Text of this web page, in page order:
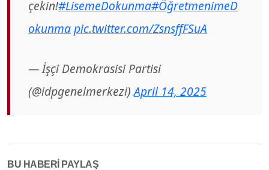
çekin!#LisemeDokunma#ÖğretmenimeD
okunmapic.twitter.com/ZsnsffFSuA
— İşçi Demokrasisi Partisi
(@idpgenelmerkezi)April 14, 2025
BU HABERİ PAYLAŞ